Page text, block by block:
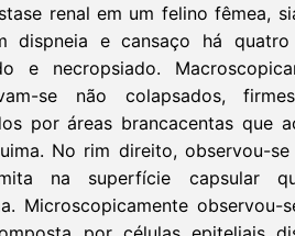
renal em um felino fêmea,
dispneia e cansaço há
e necropsiado.
se não colapsados,
por áreas brancacentas que
No rim direito, observou-se
na superfície capsular
Microscopicamente observou-